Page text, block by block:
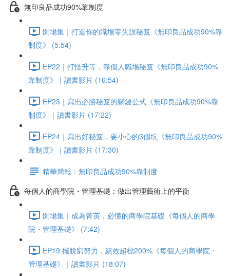
無印良品成功90%靠制度
開場集｜打造你的職場零失誤秘笈《無印良品成功90%靠
制度》 (5:54)
EP22｜打怪升等，靠個人職場秘笈《無印良品成功90%
靠制度》｜讀書影片 (16:54)
EP23｜寫出必勝秘笈的關鍵公式《無印良品成功90%靠
制度》｜讀書影片 (17:22)
EP24｜寫出好秘笈，要小心的3個坑《無印良品成功90%
靠制度》｜讀書影片 (17:30)
精華簡報：無印良品成功90%靠制度
每個人的商學院・管理基礎：做出管理藝術上的平衡
開場集｜成為菁英，必懂的商學院基礎《每個人的商學
院・管理基礎》 (7:42)
EP19.擺脫窮努力，績效超標200%《每個人的商學院・
管理基礎》｜讀書影片 (18:07)